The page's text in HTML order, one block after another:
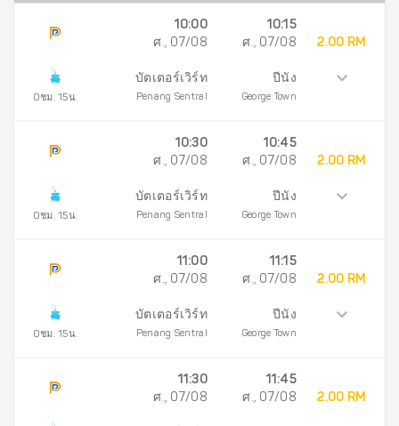
0ชม. 15น.
10:00
ศ., 07/08
บัตเตอร์เวิร์ท
Penang Sentral
10:15
ศ., 07/08
ปีนัง
George Town
2.00 RM
0ชม. 15น.
10:30
ศ., 07/08
บัตเตอร์เวิร์ท
Penang Sentral
10:45
ศ., 07/08
ปีนัง
George Town
2.00 RM
0ชม. 15น.
11:00
ศ., 07/08
บัตเตอร์เวิร์ท
Penang Sentral
11:15
ศ., 07/08
ปีนัง
George Town
2.00 RM
11:30
ศ., 07/08
11:45
ศ., 07/08
2.00 RM